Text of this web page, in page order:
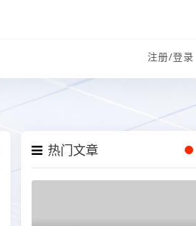
注册/登录
热门文章